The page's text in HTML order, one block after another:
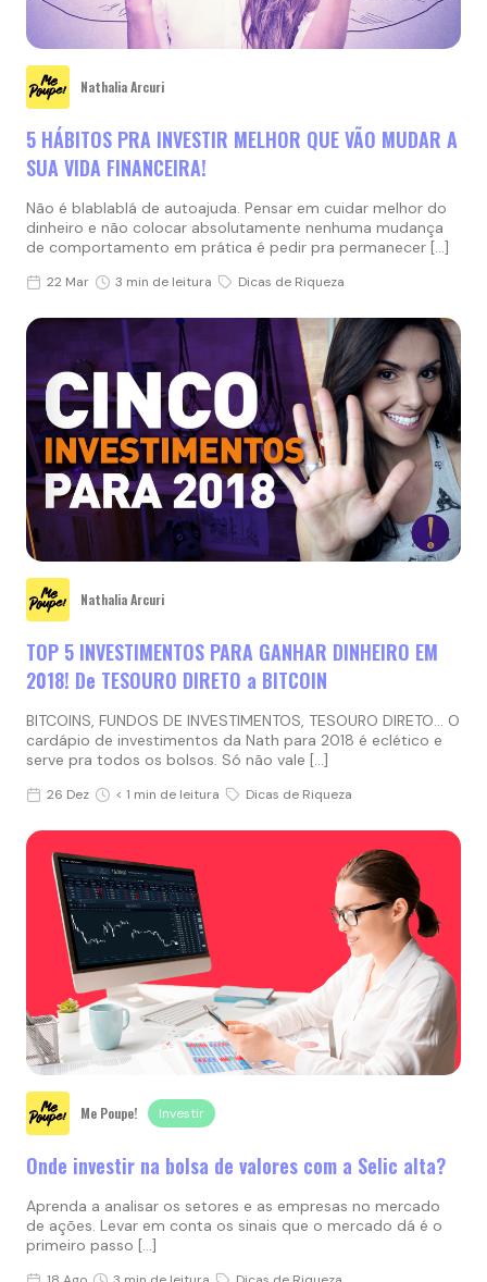
Nathalia Arcuri
5 HÁBITOS PRA INVESTIR MELHOR QUE VÃO MUDAR A
SUA VIDA FINANCEIRA!
Não é blablablá de autoajuda. Pensar em cuidar melhor do
dinheiro e não colocar absolutamente nenhuma mudança
de comportamento em prática é pedir pra permanecer […]
22 Mar 3 min de leitura Dicas de Riqueza
Nathalia Arcuri
TOP 5 INVESTIMENTOS PARA GANHAR DINHEIRO EM
2018! De TESOURO DIRETO a BITCOIN
BITCOINS, FUNDOS DE INVESTIMENTOS, TESOURO DIRETO… O
cardápio de investimentos da Nath para 2018 é eclético e
serve pra todos os bolsos. Só não vale […]
26 Dez < 1 min de leitura Dicas de Riqueza
Me Poupe! Investir
Onde investir na bolsa de valores com a Selic alta?
Aprenda a analisar os setores e as empresas no mercado
de ações. Levar em conta os sinais que o mercado dá é o
primeiro passo […]